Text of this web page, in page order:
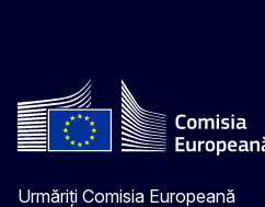
Urmăriți Comisia Europeană